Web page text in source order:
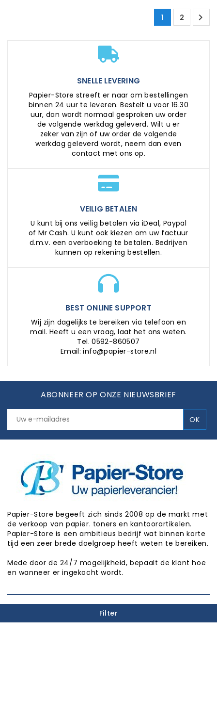
1 2 
SNELLE LEVERING
Papier-Store streeft er naar om bestellingen
binnen 24 uur te leveren. Bestelt u voor 16.30
uur, dan wordt normaal gesproken uw order
de volgende werkdag geleverd. Wilt u er
zeker van zijn of uw order de volgende
werkdag geleverd wordt, neem dan even
contact met ons op.
VEILIG BETALEN
U kunt bij ons veilig betalen via iDeal, Paypal
of Mr Cash. U kunt ook kiezen om uw factuur
d.m.v. een overboeking te betalen. Bedrijven
kunnen op rekening bestellen.
BEST ONLINE SUPPORT
Wij zijn dagelijks te bereiken via telefoon en
mail. Heeft u een vraag, laat het ons weten.
Tel. 0592-860507
Email: info@papier-store.nl
ABONNEER OP ONZE NIEUWSBRIEF
Papier-Store begeeft zich sinds 2008 op de markt met
de verkoop van papier. toners en kantoorartikelen.
Papier-Store is een ambitieus bedrijf wat binnen korte
tijd een zeer brede doelgroep heeft weten te bereiken.
Mede door de 24/7 mogelijkheid, bepaalt de klant hoe
en wanneer er ingekocht wordt.
Filter